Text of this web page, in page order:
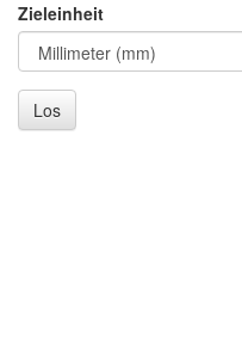
Zieleinheit
Los